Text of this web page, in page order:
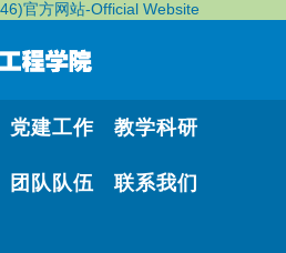
官方网站-Official Website
党建工作 教学科研
团队队伍 联系我们